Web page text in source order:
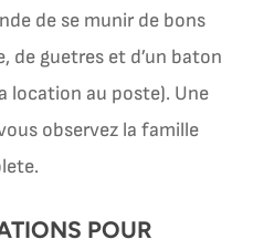
de se munir de bons
de guetres et d’un baton
location au poste). Une
observez la famille
POUR